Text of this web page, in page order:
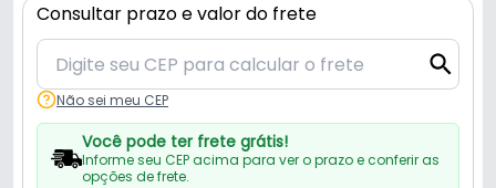
Consultar prazo e valor do frete
Não sei meu CEP
Você pode ter frete grátis!
Informe seu CEP acima para ver o prazo e conferir as
opções de frete.